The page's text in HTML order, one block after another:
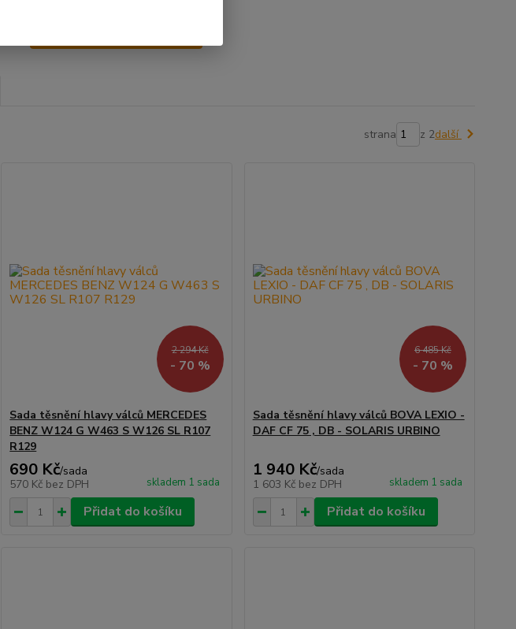
strana z 2další
2 294 Kč
- 70 %
Sada těsnění hlavy válců MERCEDES
BENZ W124 G W463 S W126 SL R107
R129
690 Kč/sada
570 Kč bez DPH skladem 1 sada
Přidat do košíku
6 485 Kč
- 70 %
Sada těsnění hlavy válců BOVA LEXIO -
DAF CF 75 , DB - SOLARIS URBINO
1 940 Kč/sada
1 603 Kč bez DPH skladem 1 sada
Přidat do košíku